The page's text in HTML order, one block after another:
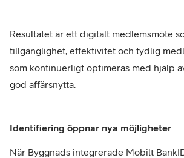
Resultatet är ett digitalt medlemsmöte
tillgänglighet, effektivitet och tydlig
som kontinuerligt optimeras med hjälp
god affärsnytta.
Identifiering öppnar nya möjligheter
När Byggnads integrerade Mobilt